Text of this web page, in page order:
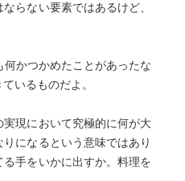
らない要素ではあるけど、
かつかめたことがあったな
いるものだよ。
実現において究極的に何が大
になるという意味ではあり
手をいかに出すか。料理を